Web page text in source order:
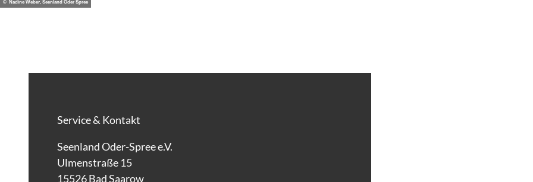
© Nadine Weber, Seenland Oder Spree
Service & Kontakt
Seenland Oder-Spree e.V.
Ulmenstraße 15
15526 Bad Saarow